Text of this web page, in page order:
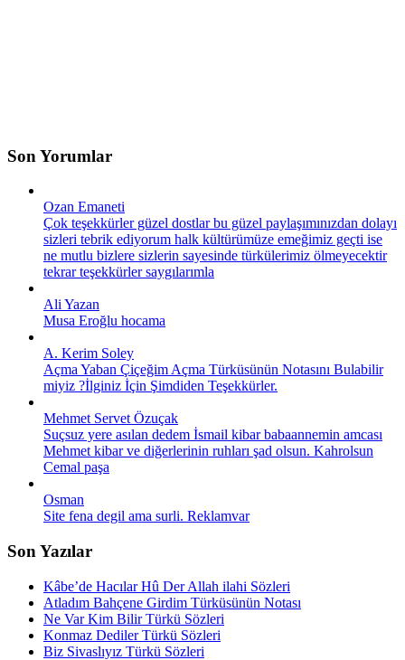
Son Yorumlar
Ozan Emaneti
Çok teşekkürler güzel dostlar bu güzel paylaşımınızdan dolayı
sizleri tebrik ediyorum halk kültürümüze emeğimiz geçti ise
ne mutlu bizlere sizlerin sayesinde türkülerimiz ölmeyecektir
tekrar teşekkürler saygılarımla
Ali Yazan
Musa Eroğlu hocama
A. Kerim Soley
Açma Yaban Çiçeğim Açma Türküsünün Notasını Bulabilir
miyiz ?İlginiz İçin Şimdiden Teşekkürler.
Mehmet Servet Özuçak
Suçsuz yere asılan dedem İsmail kibar babaannemin amcası
Mehmet kibar ve diğerlerinin ruhları şad olsun. Kahrolsun
Cemal paşa
Osman
Site fena degil ama surli. Reklamvar
Son Yazılar
Kâbe’de Hacılar Hû Der Allah ilahi Sözleri
Atladım Bahçene Girdim Türküsünün Notası
Ne Var Kim Bilir Türkü Sözleri
Konmaz Dediler Türkü Sözleri
Biz Sivaslıyız Türkü Sözleri